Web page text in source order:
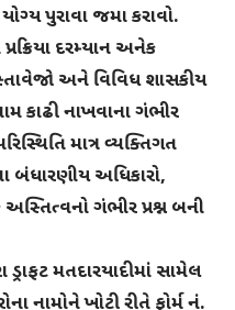
પુરાવા જમા કરાવો.
દરમ્યાન અનેક
અને વિવિધ શાસકીય
કાઢી નાખવાના ગંભીર
માત્ર વ્યક્તિગત
બંધારણીય અધિકારો,
ગંભીર પ્રશ્ન બની
ડ્રાફટ મતદારયાદીમાં સામેલ
નામોને ખોટી રીતે ફોર્મ નં.